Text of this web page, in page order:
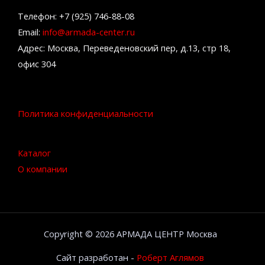
Телефон: +7 (925) 746-88-08
Email: info@armada-center.ru
Адрес: Москва, Переведеновский пер, д.13, стр 18,
офис 304
Политика конфиденциальности
Каталог
О компании
Copyright © 2026 АРМАДА ЦЕНТР Москва
Сайт разработан - Роберт Аглямов